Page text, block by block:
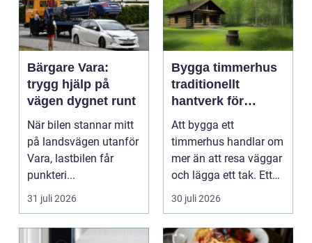
Bärgare Vara:
trygg hjälp på
vägen dygnet runt
När bilen stannar mitt
på landsvägen utanför
Vara, lastbilen får
punkteri...
31 juli 2026
Bygga timmerhus
traditionellt
hantverk för
moderna behov
Att bygga ett
timmerhus handlar om
mer än att resa väggar
och lägga ett tak. Ett
timmerhus är ett lå...
30 juli 2026